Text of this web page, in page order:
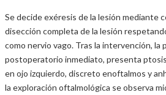
Se decide exéresis de la lesión mediante
disección completa de la lesión
como nervio vago. Tras la intervención, la
postoperatorio inmediato, presenta
en ojo izquierdo, discreto enoftalmos y
la exploración oftalmológica se observa